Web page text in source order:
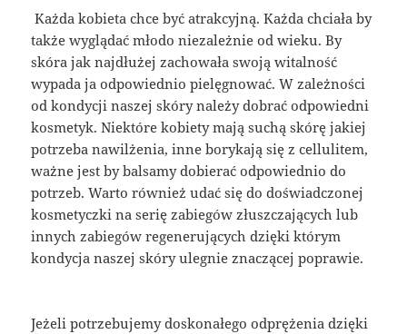
Każda kobieta chce być atrakcyjną. Każda chciała by
także wyglądać młodo niezależnie od wieku. By
skóra jak najdłużej zachowała swoją witalność
wypada ja odpowiednio pielęgnować. W zależności
od kondycji naszej skóry należy dobrać odpowiedni
kosmetyk. Niektóre kobiety mają suchą skórę jakiej
potrzeba nawilżenia, inne borykają się z cellulitem,
ważne jest by balsamy dobierać odpowiednio do
potrzeb. Warto również udać się do doświadczonej
kosmetyczki na serię zabiegów złuszczających lub
innych zabiegów regenerujących dzięki którym
kondycja naszej skóry ulegnie znaczącej poprawie.
Jeżeli potrzebujemy doskonałego odprężenia dzięki